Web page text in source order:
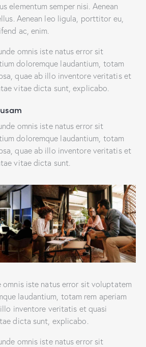
elementum semper nisi. Aenean
Aenean leo ligula, porttitor eu,
ac, enim.
omnis iste natus error sit
doloremque laudantium, totam
quae ab illo inventore veritatis et
vitae dicta sunt, explicabo.
omnis iste natus error sit
doloremque laudantium, totam
quae ab illo inventore veritatis et
vitae dicta sunt.
iste natus error sit voluptatem
laudantium, totam rem aperiam
inventore veritatis et quasi
dicta sunt, explicabo.
omnis iste natus error sit